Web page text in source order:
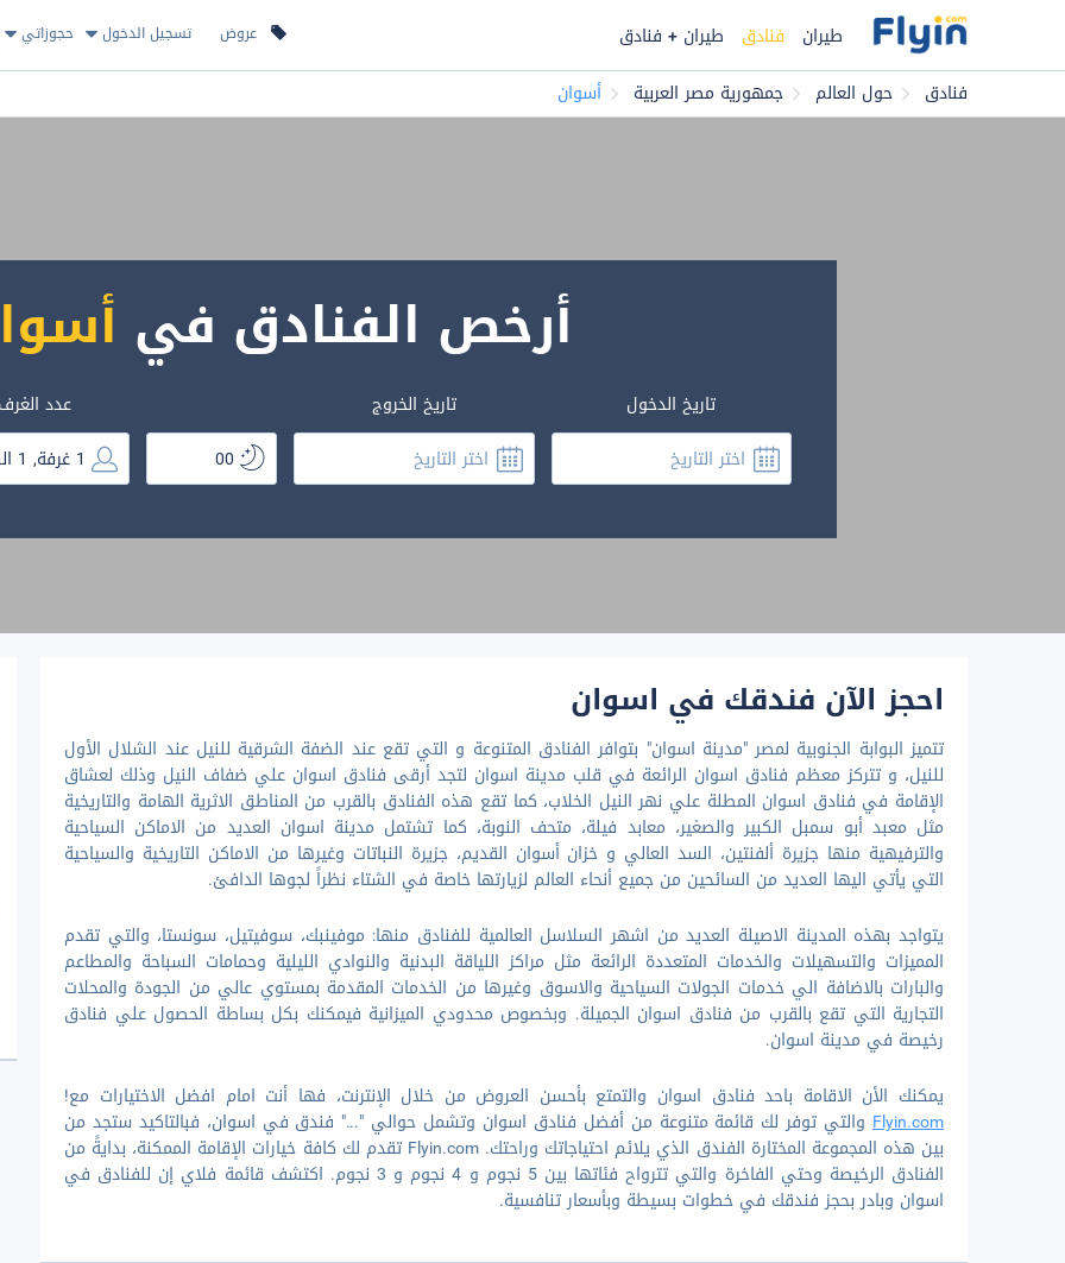
عروض تسجيل الدخول حجوزاتي طيران فنادق
طيران + فنادق
فنادق
حول العالم جمهورية مصر العربية أسوان
أرخص الفنادق في
تاريخ الدخول تاريخ الخروج عدد
احجز الآن فندقك في اسوان
تتميز البوابة الجنوبية لمصر "مدينة اسوان" بتوافر الفنادق المتنوعة و التي تقع عند الضفة الشرقية للنيل عند الشلال الأول
للنيل، و تتركز معظم فنادق اسوان الرائعة في قلب مدينة اسوان لتجد أرقى فنادق اسوان علي ضفاف النيل وذلك لعشاق
الإقامة في فنادق اسوان المطلة علي نهر النيل الخلاب، كما تقع هذه الفنادق بالقرب من المناطق الاثرية الهامة والتاريخية
مثل معبد أبو سمبل الكبير والصغير، معابد فيلة، متحف النوبة، كما تشتمل مدينة اسوان العديد من الاماكن السياحية
والترفيهية منها جزيرة ألفنتين، السد العالي و خزان أسوان القديم، جزيرة النباتات وغيرها من الاماكن التاريخية والسياحية
التي يأتي اليها العديد من السائحين من جميع أنحاء العالم لزيارتها خاصة في الشتاء نظراً لجوها الدافئ.
يتواجد بهذه المدينة الاصيلة العديد من اشهر السلاسل العالمية للفنادق منها: موفينبك، سوفيتيل، سونستا، والتي تقدم
المميزات والتسهيلات والخدمات المتعددة الرائعة مثل مراكز اللياقة البدنية والنوادي الليلية وحمامات السباحة والمطاعم
والبارات بالاضافة الي خدمات الجولات السياحية والاسوق وغيرها من الخدمات المقدمة بمستوي عالي من الجودة والمحلات
التجارية التي تقع بالقرب من فنادق اسوان الجميلة. وبخصوص محدودي الميزانية فيمكنك بكل بساطة الحصول علي فنادق
رخيصة في مدينة اسوان.
يمكنك الأن الاقامة باحد فنادق اسوان والتمتع بأحسن العروض من خلال الإنترنت، فها أنت امام افضل الاختيارات مع!
Flyin.com والتي توفر لك قائمة متنوعة من أفضل فنادق اسوان وتشمل حوالي "..." فندق في اسوان، فبالتاكيد ستجد من
بين هذه المجموعة المختارة الفندق الذي يلائم احتياجاتك وراحتك. Flyin.com تقدم لك كافة خيارات الإقامة الممكنة، بدايةً من
الفنادق الرخيصة وحتي الفاخرة والتي تترواح فئاتها بين 5 نجوم و 4 نجوم و 3 نجوم. اكتشف قائمة فلاي إن للفنادق في
اسوان وبادر بحجز فندقك في خطوات بسيطة وبأسعار تنافسية.